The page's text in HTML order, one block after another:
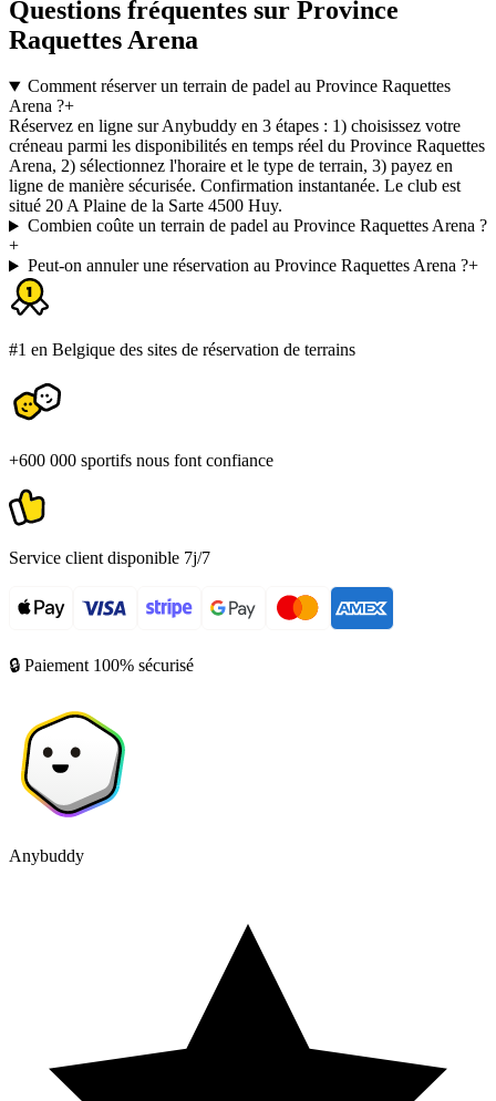
Questions fréquentes sur Province
Raquettes Arena
Comment réserver un terrain de padel au Province Raquettes
Arena ?+
Réservez en ligne sur Anybuddy en 3 étapes : 1) choisissez votre
créneau parmi les disponibilités en temps réel du Province Raquettes
Arena, 2) sélectionnez l'horaire et le type de terrain, 3) payez en
ligne de manière sécurisée. Confirmation instantanée. Le club est
situé 20 A Plaine de la Sarte 4500 Huy.
Combien coûte un terrain de padel au Province Raquettes Arena ?
+
Peut-on annuler une réservation au Province Raquettes Arena ?+
#1 en Belgique des sites de réservation de terrains
+600 000 sportifs nous font confiance
Service client disponible 7j/7
🔒 Paiement 100% sécurisé
Anybuddy